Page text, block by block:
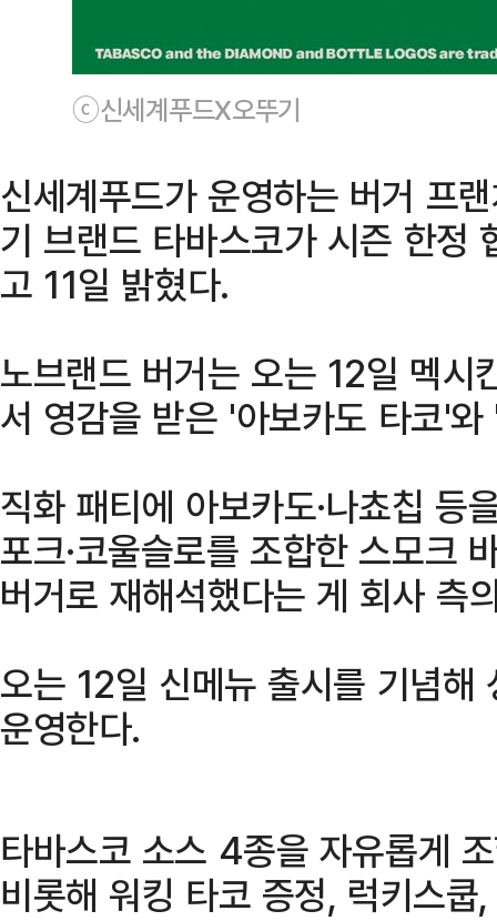
ⓒ신세계푸드X오뚜기
신세계푸드가 운영하는 버거 프
기 브랜드 타바스코가 시즌 한정
고 11일 밝혔다.
노브랜드 버거는 오는 12일 멕시
서 영감을 받은 '아보카도 타코'
직화 패티에 아보카도·나쵸칩 등
포크·코울슬로를 조합한 스모크
버거로 재해석했다는 게 회사 측
오는 12일 신메뉴 출시를 기념해
운영한다.
타바스코 소스 4종을 자유롭게
비롯해 워킹 타코 증정, 럭키스